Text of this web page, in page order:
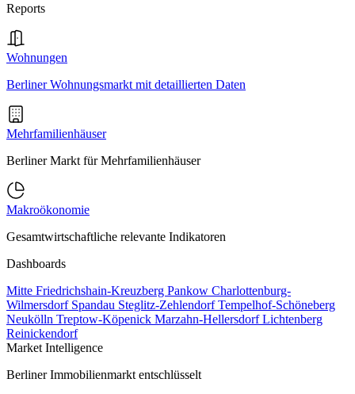
Reports
Wohnungen
Berliner Wohnungsmarkt mit detaillierten Daten
Mehrfamilienhäuser
Berliner Markt für Mehrfamilienhäuser
Makroökonomie
Gesamtwirtschaftliche relevante Indikatoren
Dashboards
Mitte Friedrichshain-Kreuzberg Pankow Charlottenburg-
Wilmersdorf Spandau Steglitz-ZehlendorfTempelhof-Schöneberg
Neukölln Treptow-Köpenick Marzahn-HellersdorfLichtenberg
Reinickendorf
Market Intelligence
Berliner Immobilienmarkt entschlüsselt